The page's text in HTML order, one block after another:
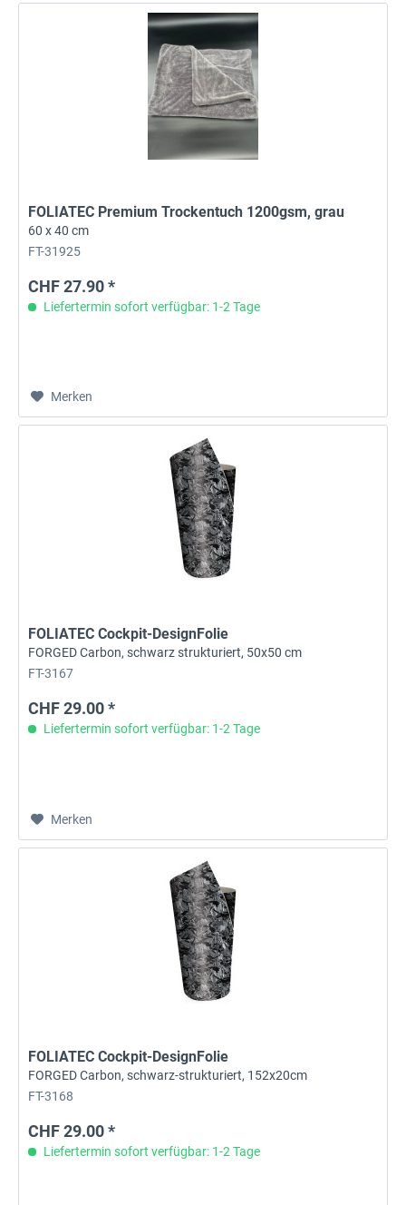
FOLIATEC Premium Trockentuch 1200gsm, grau
60 x 40 cm
FT-31925
CHF 27.90 *
Liefertermin sofort verfügbar: 1-2 Tage
Merken
FOLIATEC Cockpit-DesignFolie
FORGED Carbon, schwarz strukturiert, 50x50 cm
FT-3167
CHF 29.00 *
Liefertermin sofort verfügbar: 1-2 Tage
Merken
FOLIATEC Cockpit-DesignFolie
FORGED Carbon, schwarz-strukturiert, 152x20cm
FT-3168
CHF 29.00 *
Liefertermin sofort verfügbar: 1-2 Tage